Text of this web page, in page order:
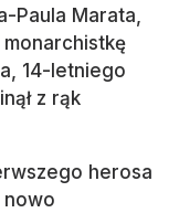
Paula Marata,
14-letniego
z rąk
herosa
nowo